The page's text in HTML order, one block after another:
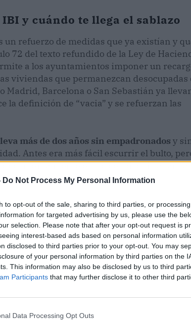
Do Not Process My Personal Information
to opt-out of the sale, sharing to third parties, or
for targeted advertising by us, please use the
selection. Please note that after your opt-out request is
interest-based ads based on personal information
disclosed to third parties prior to your opt-out. You may
of your personal information by third parties on the
This information may also be disclosed by us to third
Participants that may further disclose it to other third
Data Processing Opt Outs
y cuándo te llega el sablazo
un refuerzo de medidas que ya existían y
72 del texto refundido de la Ley de
a los ayuntamientos imponer un
viviendas que permanezcan desocupadas
Barcelona o San Sebastián ya
la definición de “vacia” y se refuerzan las
más de dos años sin empadronados y
Antes era más fácil escurrir el bulto,
el uso del piso si saltan